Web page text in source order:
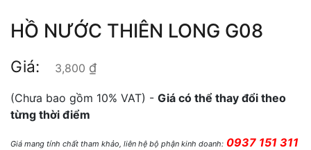
HỒ NƯỚC THIÊN LONG G08
Giá: 3,800 ₫
(Chưa bao gồm 10% VAT) - Giá có thể thay đổi theo
từng thời điểm
Giá mang tính chất tham khảo, liên hệ bộ phận kinh doanh: 0937 151 311